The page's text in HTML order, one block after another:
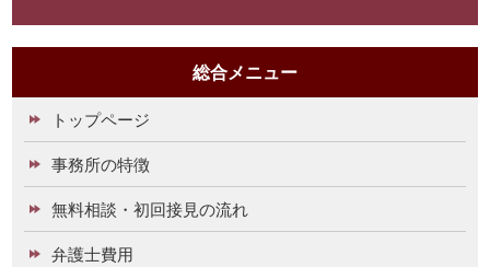
総合メニュー
トップページ
事務所の特徴
無料相談・初回接見の流れ
弁護士費用